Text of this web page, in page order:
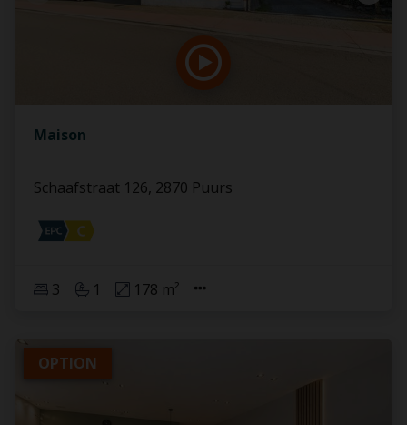
Maison
Schaafstraat 126, 2870 Puurs
3 1 178 m²
OPTION